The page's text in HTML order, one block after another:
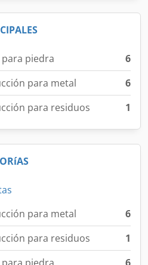
piedra
6
para metal
6
para residuos
1
para metal
6
para residuos
1